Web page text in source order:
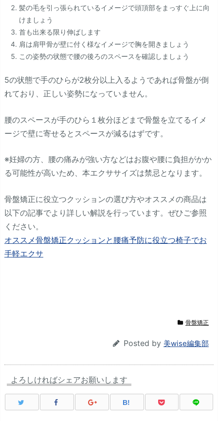
髪の毛を引っ張られているイメージで頭頂部をまっすぐ上に向
けましょう
首も出来る限り伸ばします
肩は肩甲骨が壁に付く様なイメージで胸を開きましょう
この姿勢の状態で腰の後ろのスペースを確認しましょう
5の状態で手のひらが2枚分以上入るようであれば骨盤が倒
れており、正しい姿勢になっていません。
腰のスペースが手のひら１枚分ほどまで骨盤を立てるイメ
ージで壁に寄せるとスペースが減るはずです。
※妊婦の方、腰の痛みが強い方などはお腹や腰に負担がかか
る可能性が高いため、本エクササイズは禁忌となります。
骨盤矯正に役立つクッションの選び方やオススメの商品は
以下の記事でより詳しい解説を行っています。ぜひご参照
ください。
オススメ骨盤矯正クッションと腰痛予防に役立つ椅子でお
手軽エクサ
骨盤矯正
Posted by 美wise編集部
よろしければシェアお願いします
B!